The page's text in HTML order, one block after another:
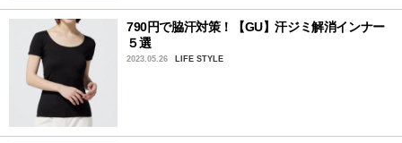
790円で脇汗対策！【GU】汗ジミ解消インナー
５選
2023.05.26 LIFE STYLE